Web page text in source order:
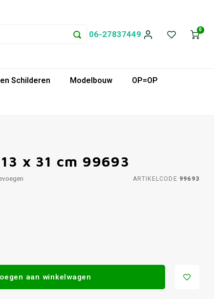
06-27837449 0
Schilderen Modelbouw
OP=OP
x 31 cm 99693
ARTIKELCODE 99693
aan winkelwagen